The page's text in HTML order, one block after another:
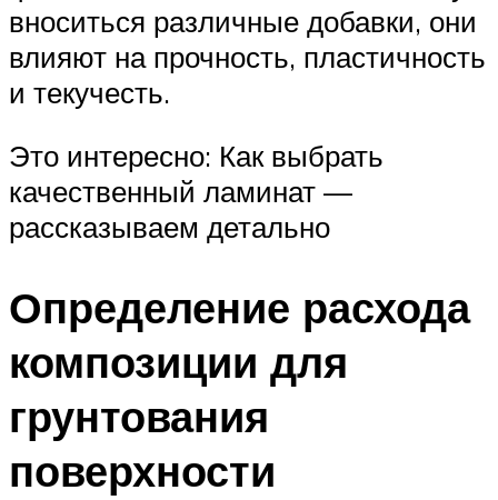
вноситься различные добавки, они
влияют на прочность, пластичность
и текучесть.
Это интересно: Как выбрать
качественный ламинат —
рассказываем детально
Определение расхода
композиции для
грунтования
поверхности